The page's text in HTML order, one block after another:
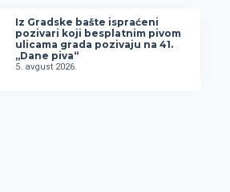
Iz Gradske bašte ispraćeni
pozivari koji besplatnim pivom
ulicama grada pozivaju na 41.
„Dane piva“
5. avgust 2026.